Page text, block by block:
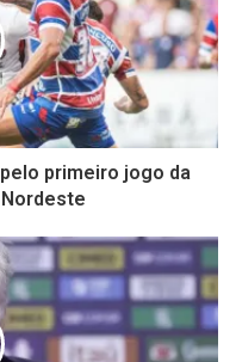
primeiro jogo da